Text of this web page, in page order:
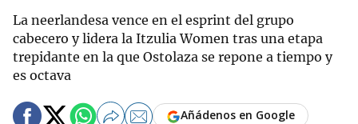
La neerlandesa vence en el esprint del grupo
cabecero y lidera la Itzulia Women tras una etapa
trepidante en la que Ostolaza se repone a tiempo y
es octava
Añádenos en Google